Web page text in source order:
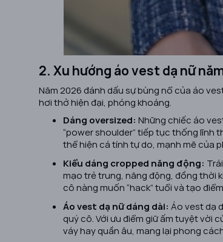
2. Xu hướng áo vest dạ nữ năm
Năm 2026 đánh dấu sự bùng nổ của áo
hơi thở hiện đại, phóng khoáng.
Dáng oversized: Những chiếc áo
“power shoulder” tiếp tục thống lĩnh
thể hiện cá tính tự do, mạnh mẽ của
Kiểu dáng cropped năng động:
mạo trẻ trung, năng động, đồng thời
cô nàng muốn “hack” tuổi và tạo
Áo vest dạ nữ dáng dài: Áo vest dạ
quý cô. Với ưu điểm giữ ấm tuyệt vời
váy hay quần âu, mang lại phong